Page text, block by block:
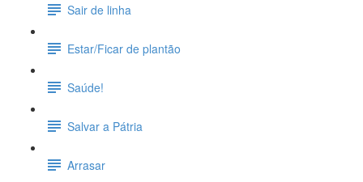
Sair de linha
Estar/Ficar de plantão
Saúde!
Salvar a Pátria
Arrasar